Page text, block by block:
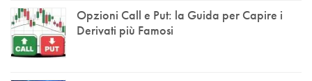
Opzioni Call e Put: la Guida per Capire i
Derivati più Famosi